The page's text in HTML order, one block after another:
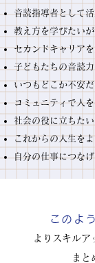
音読指導者として
教え方を学びたい
セカンドキャリア
子どもたちの音読
いつもどこか不安
コミュニティで人
社会の役に立ちたい
これからの人生を
自分の仕事につな
このよ
よりスキルア
まと